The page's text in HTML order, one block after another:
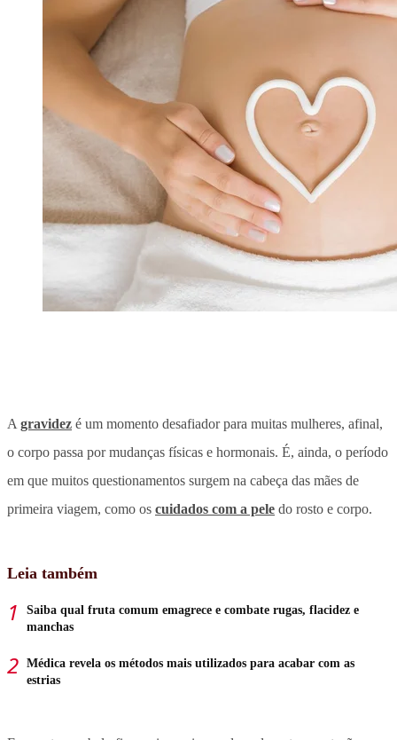
A gravidez é um momento desafiador para muitas mulheres, afinal,
o corpo passa por mudanças físicas e hormonais. É, ainda, o período
em que muitos questionamentos surgem na cabeça das mães de
primeira viagem, como os cuidados com a pele do rosto e corpo.
Leia também
Saiba qual fruta comum emagrece e combate rugas, flacidez e
manchas
Médica revela os métodos mais utilizados para acabar com as
estrias